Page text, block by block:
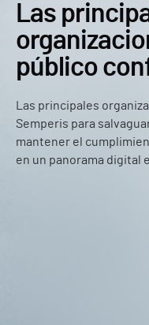
Las
público
Las principales
Semperis para
mantener el
en un panorama digital